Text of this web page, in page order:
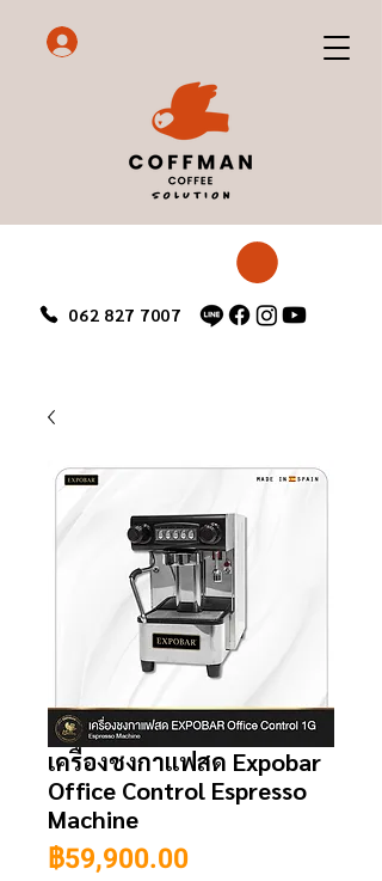
062 827 7007
เครื่องชงกาแฟสด Expobar
Office Control Espresso
Machine
฿59,900.00ราคา